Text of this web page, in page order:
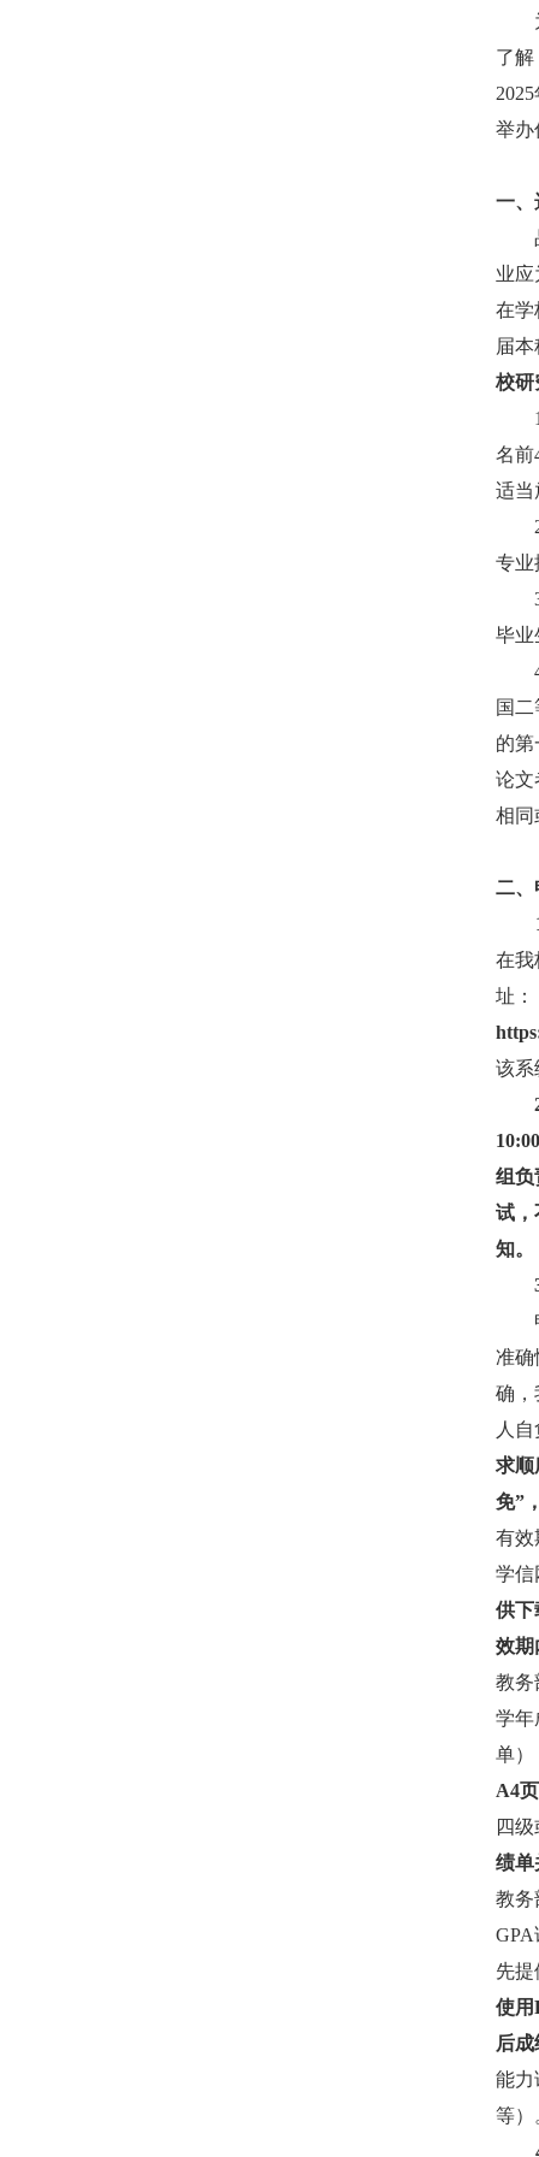
了
2025
举办
一、
业
在学
届
校研
名前
适当
专业
毕业
国
的
论文
相同
二、
在我
址：
该系
组负
试，
知。
准确
确，
人
求顺
免”
有效
学信
供下
效期
教务
学年
单）
A4
四
绩单
教务
GPA
先提
使用
后
能力
等）